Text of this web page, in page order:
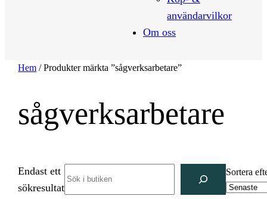
användarvilkor
Om oss
Hem / Produkter märkta ”sågverksarbetare”
sågverksarbetare
Endast ett
sökresultat
Sortera